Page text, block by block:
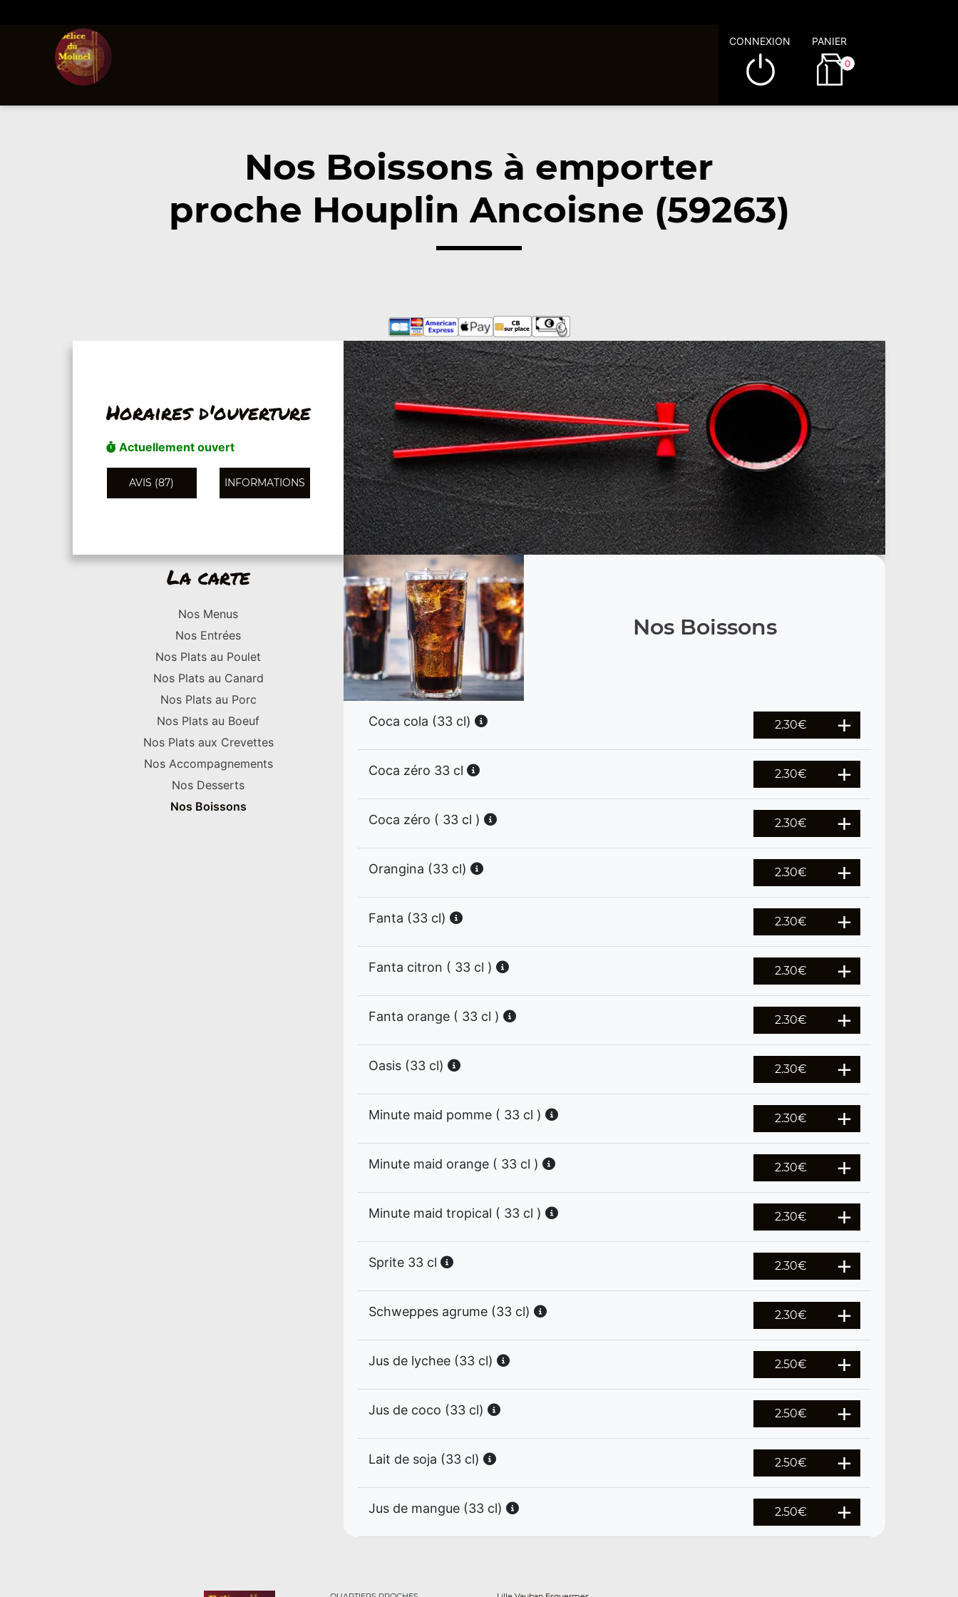
CONNEXION PANIER
0
Nos Boissons à emporter
proche Houplin Ancoisne (59263)
Horaires d'ouverture
Actuellement ouvert
AVIS (87) INFORMATIONS
La carte
Nos Menus
Nos Entrées
Nos Plats au Poulet
Nos Plats au Canard
Nos Plats au Porc
Nos Plats au Boeuf
Nos Plats aux Crevettes
Nos Accompagnements
Nos Desserts
Nos Boissons
Nos Boissons
Coca cola (33 cl) 2.30€
Coca zéro 33 cl 2.30€
Coca zéro ( 33 cl ) 2.30€
Orangina (33 cl) 2.30€
Fanta (33 cl) 2.30€
Fanta citron ( 33 cl ) 2.30€
Fanta orange ( 33 cl ) 2.30€
Oasis (33 cl) 2.30€
Minute maid pomme ( 33 cl ) 2.30€
Minute maid orange ( 33 cl ) 2.30€
Minute maid tropical ( 33 cl ) 2.30€
Sprite 33 cl 2.30€
Schweppes agrume (33 cl) 2.30€
Jus de lychee (33 cl) 2.50€
Jus de coco (33 cl) 2.50€
Lait de soja (33 cl) 2.50€
Jus de mangue (33 cl) 2.50€